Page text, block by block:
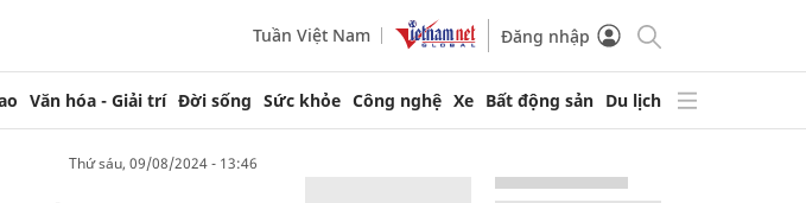
Tuần Việt Nam Đăng nhập
Văn hóa - Giải trí Đời sống Sức khỏe Công nghệ Xe Bất động sản Du lịch
thứ sáu, 09/08/2024 - 13:46